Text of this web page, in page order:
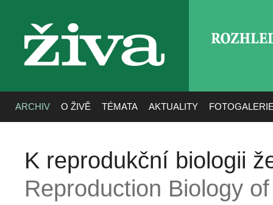
živa
ARCHIV O ŽIVĚ TÉMATA AKTUALITY
K reprodukční biologii
Reproduction Biology